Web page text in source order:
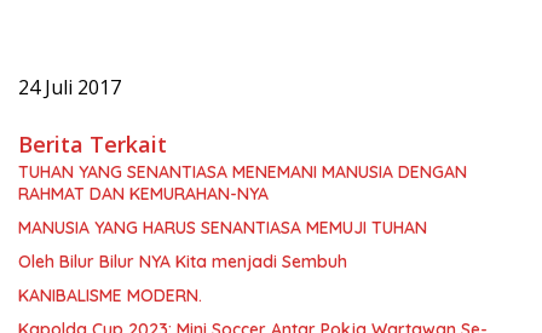
24 Juli 2017
Berita Terkait
TUHAN YANG SENANTIASA MENEMANI MANUSIA DENGAN
RAHMAT DAN KEMURAHAN-NYA
MANUSIA YANG HARUS SENANTIASA MEMUJI TUHAN
Oleh Bilur Bilur NYA Kita menjadi Sembuh
KANIBALISME MODERN.